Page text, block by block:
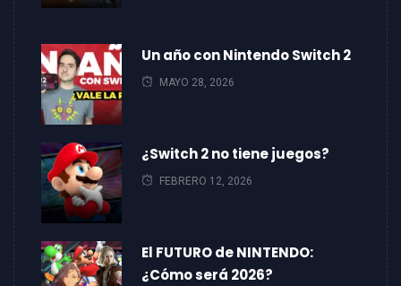
Un año con Nintendo Switch 2
MAYO 28, 2026
¿Switch 2 no tiene juegos?
FEBRERO 12, 2026
El FUTURO de NINTENDO:
¿Cómo será 2026?